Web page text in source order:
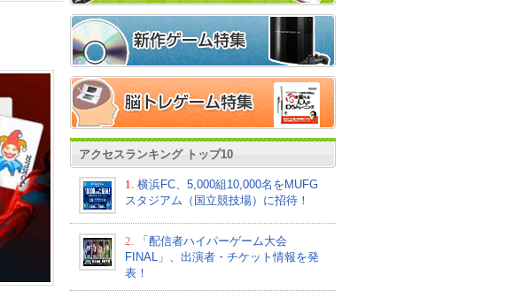
アクセスランキング トップ10
1.
横浜FC、5,000組10,000名をMUFG
スタジアム（国立競技場）に招待！
2.
「配信者ハイパーゲーム大会
FINAL」、出演者・チケット情報を発
表！